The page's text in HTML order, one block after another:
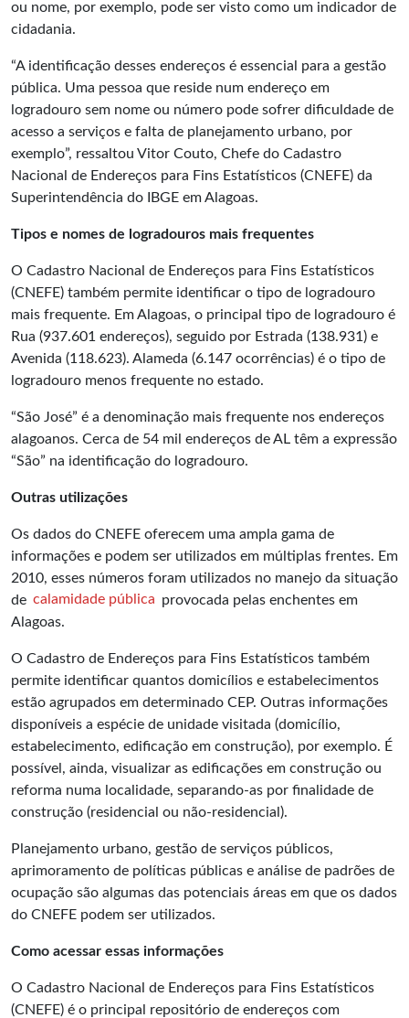
ou nome, por exemplo, pode ser visto como um indicador de
cidadania.
“A identificação desses endereços é essencial para a gestão
pública. Uma pessoa que reside num endereço em
logradouro sem nome ou número pode sofrer dificuldade de
acesso a serviços e falta de planejamento urbano, por
exemplo”, ressaltou Vitor Couto, Chefe do Cadastro
Nacional de Endereços para Fins Estatísticos (CNEFE) da
Superintendência do IBGE em Alagoas.
Tipos e nomes de logradouros mais frequentes
O Cadastro Nacional de Endereços para Fins Estatísticos
(CNEFE) também permite identificar o tipo de logradouro
mais frequente. Em Alagoas, o principal tipo de logradouro é
Rua (937.601 endereços), seguido por Estrada (138.931) e
Avenida (118.623). Alameda (6.147 ocorrências) é o tipo de
logradouro menos frequente no estado.
“São José” é a denominação mais frequente nos endereços
alagoanos. Cerca de 54 mil endereços de AL têm a expressão
“São” na identificação do logradouro.
Outras utilizações
Os dados do CNEFE oferecem uma ampla gama de
informações e podem ser utilizados em múltiplas frentes. Em
2010, esses números foram utilizados no manejo da situação
de calamidade pública provocada pelas enchentes em
Alagoas.
O Cadastro de Endereços para Fins Estatísticos também
permite identificar quantos domicílios e estabelecimentos
estão agrupados em determinado CEP. Outras informações
disponíveis a espécie de unidade visitada (domicílio,
estabelecimento, edificação em construção), por exemplo. É
possível, ainda, visualizar as edificações em construção ou
reforma numa localidade, separando-as por finalidade de
construção (residencial ou não-residencial).
Planejamento urbano, gestão de serviços públicos,
aprimoramento de políticas públicas e análise de padrões de
ocupação são algumas das potenciais áreas em que os dados
do CNEFE podem ser utilizados.
Como acessar essas informações
O Cadastro Nacional de Endereços para Fins Estatísticos
(CNEFE) é o principal repositório de endereços com